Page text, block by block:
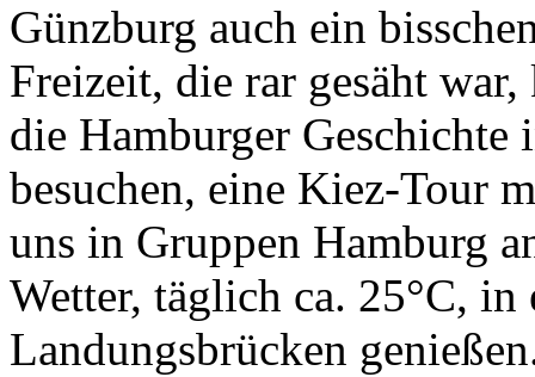
Günzburg auch ein
Freizeit, die rar gesäht
die Hamburger Geschichte
besuchen, eine Kiez-Tour
uns in Gruppen Hamburg
Wetter, täglich ca. 25°C, in
Landungsbrücken